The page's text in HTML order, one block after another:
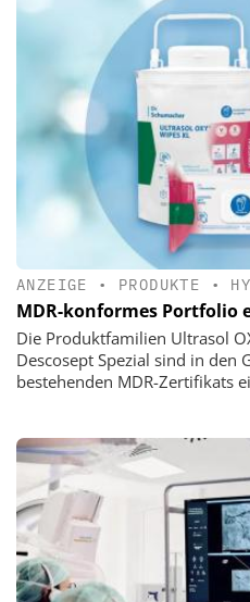
ANZEIGE • PRODUKTE •
MDR-konformes Portfolio
Die Produktfamilien Ultrasol
Descosept Spezial sind in den
bestehenden MDR-Zertifikats